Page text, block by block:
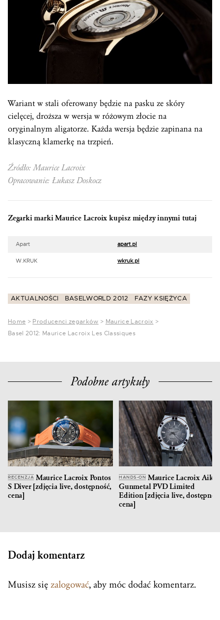
Wariant w stali oferowany będzie na pasku ze skóry
cielęcej, droższa w wersja w różowym złocie na
oryginalnym aligatorze. Każda wersja będzie zapinana na
klasyczną klamerkę na trzpień.
Źródło: Maurice Lacroix
Opracowanie: Łukasz Doskocz
Zegarki marki Maurice Lacroix kupisz między innymi tutaj
Apart apart.pl
W.KRUK wkruk.pl
AKTUALNOŚCI BASELWORLD 2012 FAZY KSIĘŻYCA
Home > Producenci zegarków > Maurice Lacroix >
Basel 2012: Maurice Lacroix Les Classiques
Podobne artykuły
RECENZJA Maurice Lacroix Pontos
S Diver [zdjęcia live, dostępność,
cena]
HANDS-ON Maurice Lacroix
Gunmetal PVD Limited
Edition [zdjęcia live,
cena]
Dodaj komentarz
Musisz się zalogować, aby móc dodać komentarz.